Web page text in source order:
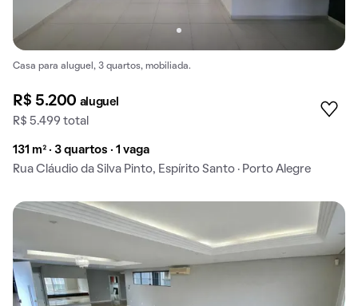
Casa para aluguel, 3 quartos, mobiliada.
R$ 5.200 aluguel
R$ 5.499 total
131 m² · 3 quartos · 1 vaga
Rua Cláudio da Silva Pinto, Espírito Santo · Porto Alegre